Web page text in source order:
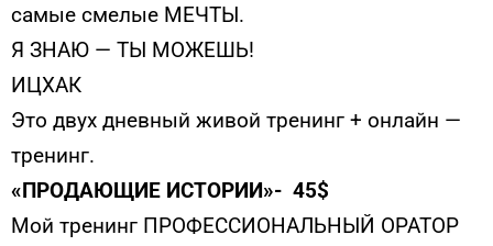
самые смелые МЕЧТЫ.
Я ЗНАЮ — ТЫ МОЖЕШЬ!
ИЦХАК
Это двух дневный живой тренинг + онлайн —
тренинг.
«ПРОДАЮЩИЕ ИСТОРИИ»- 45$
Мой тренинг ПРОФЕССИОНАЛЬНЫЙ ОРАТОР